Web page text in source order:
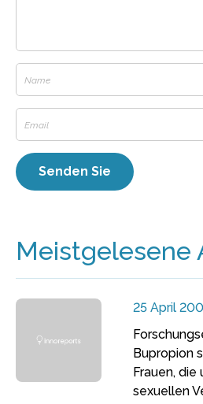
Meistgelesene
25 April
Bupropion
Frauen,
sexuellen